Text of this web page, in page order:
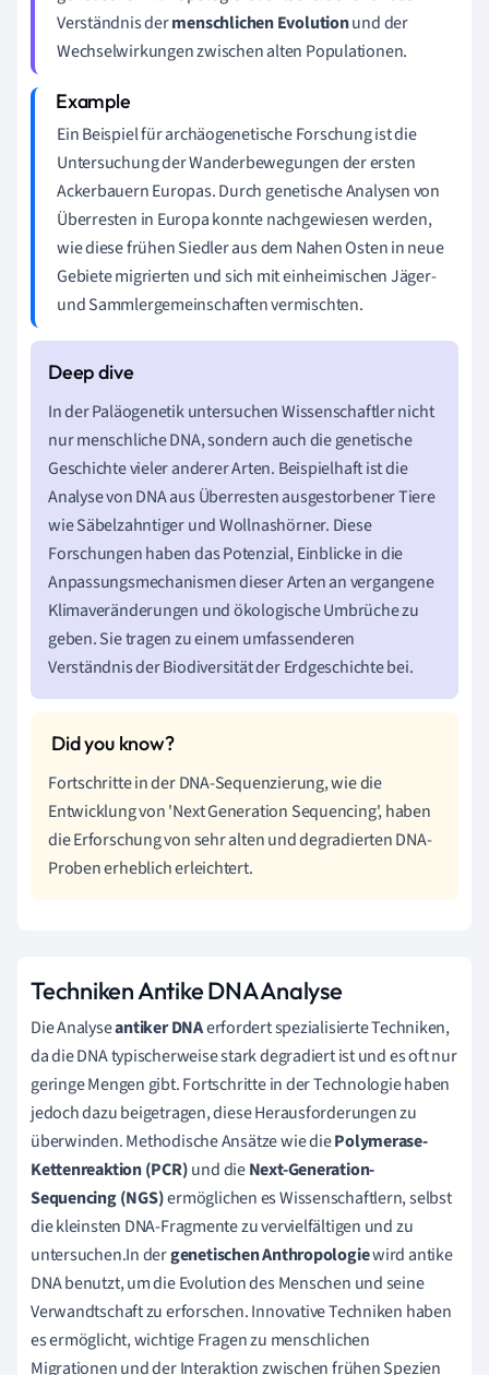
Verständnis dermenschlichen Evolutionund der
Wechselwirkungen zwischen alten Populationen.
Ein Beispiel für archäogenetische Forschung ist die
Untersuchung der Wanderbewegungen der ersten
Ackerbauern Europas. Durch genetische Analysen von
Überresten in Europa konnte nachgewiesen werden,
wie diese frühen Siedler aus dem Nahen Osten in neue
Gebiete migrierten und sich mit einheimischen Jäger-
und Sammlergemeinschaften vermischten.
In der Paläogenetik untersuchen Wissenschaftler nicht
nur menschliche DNA, sondern auch die genetische
Geschichte vieler anderer Arten. Beispielhaft ist die
Analyse von DNA aus Überresten ausgestorbener Tiere
wie Säbelzahntiger und Wollnashörner. Diese
Forschungen haben das Potenzial, Einblicke in die
Anpassungsmechanismen dieser Arten an vergangene
Klimaveränderungen und ökologische Umbrüche zu
geben. Sie tragen zu einem umfassenderen
Verständnis der Biodiversität der Erdgeschichte bei.
Fortschritte in der DNA-Sequenzierung, wie die
Entwicklung von 'Next Generation Sequencing', haben
die Erforschung von sehr alten und degradierten DNA-
Proben erheblich erleichtert.
Techniken Antike DNA Analyse
Die Analyseantiker DNAerfordert spezialisierte Techniken,
da die DNA typischerweise stark degradiert ist und es oft nur
geringe Mengen gibt. Fortschritte in der Technologie haben
jedoch dazu beigetragen, diese Herausforderungen zu
überwinden. Methodische Ansätze wie diePolymerase-
Kettenreaktion (PCR)und dieNext-Generation-
Sequencing (NGS)ermöglichen es Wissenschaftlern, selbst
die kleinsten DNA-Fragmente zu vervielfältigen und zu
untersuchen.In dergenetischen Anthropologiewird antike
DNA benutzt, um die Evolution des Menschen und seine
Verwandtschaft zu erforschen. Innovative Techniken haben
es ermöglicht, wichtige Fragen zu menschlichen
Migrationen und der Interaktion zwischen frühen Spezien